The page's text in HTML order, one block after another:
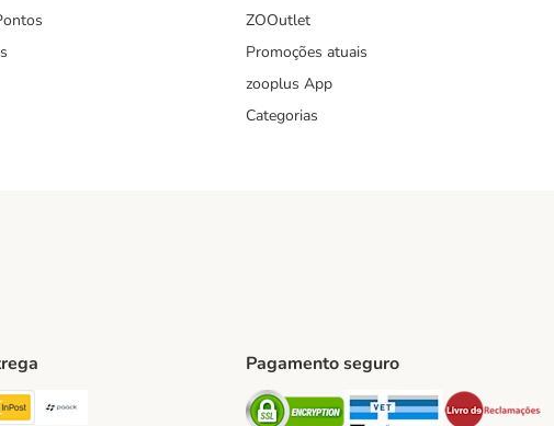
ZOOutlet
Promoções atuais
zooplus App
Categorias
MethodShipping Method
InPost Shipping Method
Paack Shipping Method
Pagamento seguro
Security Security